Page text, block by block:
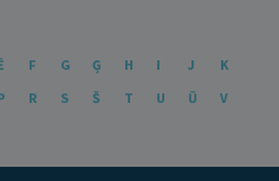
F G Ģ H I J
K
R S Š T U Ū
V